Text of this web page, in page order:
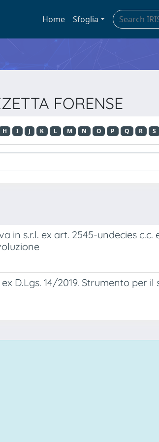
Home Sfoglia
FORENSE
H I J K L M N O P Q R S
in s.r.l. ex art. 2545-undecies c.c.
D.Lgs. 14/2019. Strumento per